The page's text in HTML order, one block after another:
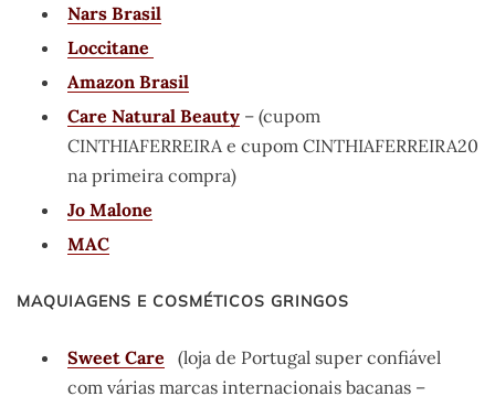
Nars Brasil
Loccitane
Amazon Brasil
Care Natural Beauty – (cupom
CINTHIAFERREIRA e cupom CINTHIAFERREIRA20
na primeira compra)
Jo Malone
MAC
MAQUIAGENS E COSMÉTICOS GRINGOS
Sweet Care (loja de Portugal super confiável
com várias marcas internacionais bacanas –